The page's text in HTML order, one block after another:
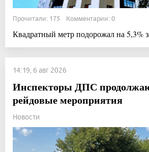
Прочитали: 175 Комментарии: 0
Квадратный метр подорожал на 5,3%
14:19, 6 авг 2026
Инспекторы ДПС
рейдовые мероприятия
Новости